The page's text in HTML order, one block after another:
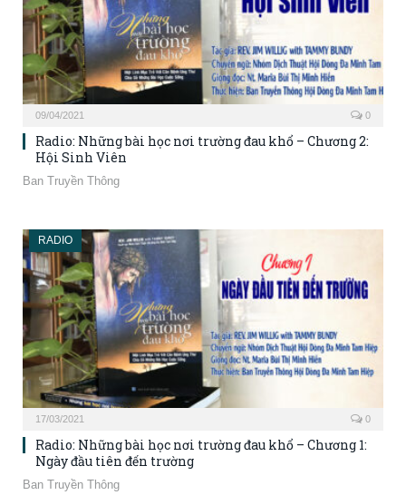
09/04/2021 0
Radio: Những bài học nơi trường đau khổ – Chương 2:
Hội Sinh Viên
Ban Truyền Thông
RADIO
17/03/2021 0
Radio: Những bài học nơi trường đau khổ – Chương 1:
Ngày đầu tiên đến trường
Ban Truyền Thông